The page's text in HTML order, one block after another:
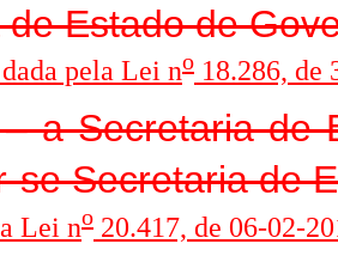
Estado de
pela Lei no 18.286, de
a Secretaria de
se Secretaria de
Lei no 20.417, de 06-02-